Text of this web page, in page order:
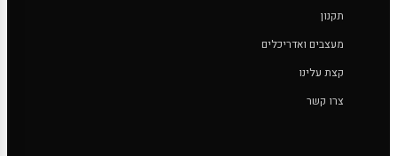
תקנון
מעצבים ואדריכלים
קצת עלינו
צרו קשר